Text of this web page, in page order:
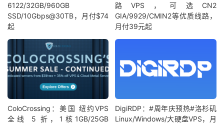
6122/32GB/960GB
SSD/10Gbps@30TB，月付$74
起
路VPS，可选CN2
GIA/9929/CMIN2等优质线路，
月付39元起
ColoCrossing：美国 纽约VPS
全线 5 折，1核1GB/25GB
DigiRDP：#周年庆预热#洛杉矶
Linux/Windows/大硬盘VPS，月